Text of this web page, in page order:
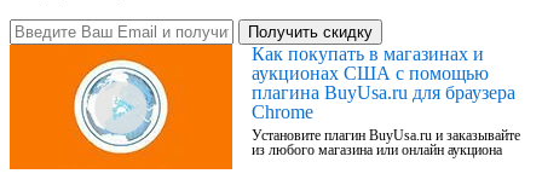
Получить скидку
Как покупать в магазинах и
аукционах США с помощью
плагина BuyUsa.ru для браузера
Chrome
Установите плагин BuyUsa.ru и заказывайте
из любого магазина или онлайн аукциона